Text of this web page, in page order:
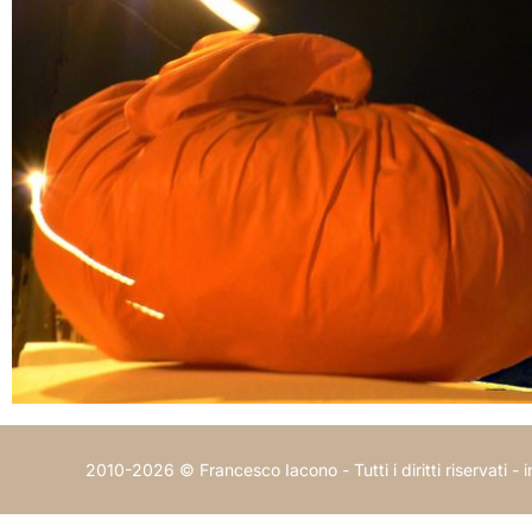
2010-2026 © Francesco Iacono - Tutti i diritti riservati -